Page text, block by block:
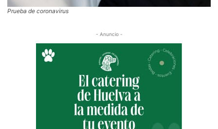
Prueba de coronavirus
- Anuncio -